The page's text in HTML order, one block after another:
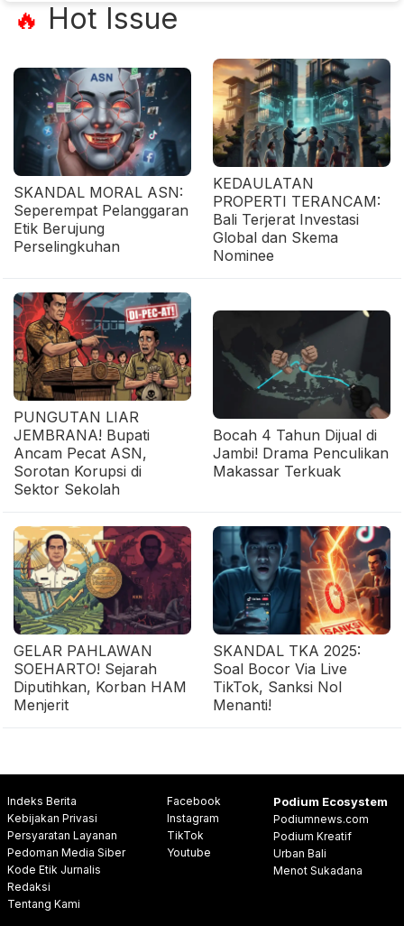
🔥 Hot Issue
SKANDAL MORAL ASN:
Seperempat Pelanggaran
Etik Berujung
Perselingkuhan
KEDAULATAN
PROPERTI TERANCAM:
Bali Terjerat Investasi
Global dan Skema
Nominee
PUNGUTAN LIAR
JEMBRANA! Bupati
Ancam Pecat ASN,
Sorotan Korupsi di
Sektor Sekolah
Bocah 4 Tahun Dijual di
Jambi! Drama Penculikan
Makassar Terkuak
GELAR PAHLAWAN
SOEHARTO! Sejarah
Diputihkan, Korban HAM
Menjerit
SKANDAL TKA 2025:
Soal Bocor Via Live
TikTok, Sanksi Nol
Menanti!
Indeks Berita
Kebijakan Privasi
Persyaratan Layanan
Pedoman Media Siber
Kode Etik Jurnalis
Redaksi
Tentang Kami
Facebook
Instagram
TikTok
Youtube
Podium Ecosystem
Podiumnews.com
Podium Kreatif
Urban Bali
Menot Sukadana